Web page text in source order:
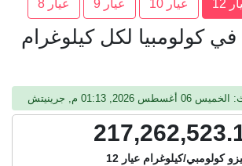
12 عيار 10 عيار 9 عيار 8
كولومبيا لكل كيلوغرام
01:13 م, جرينيتش
كولومبي/كيلوغرام عيار 12